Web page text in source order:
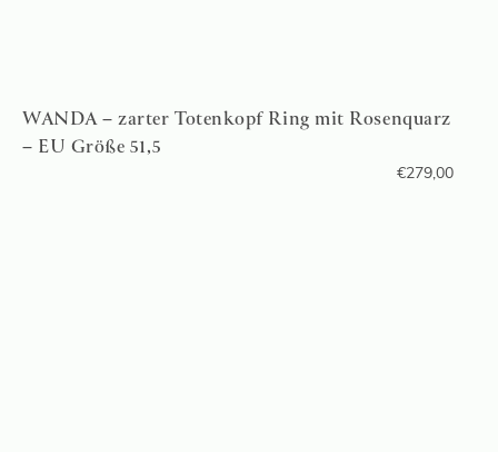
WANDA – zarter Totenkopf Ring mit Rosenquarz
– EU Größe 51,5
€279,00